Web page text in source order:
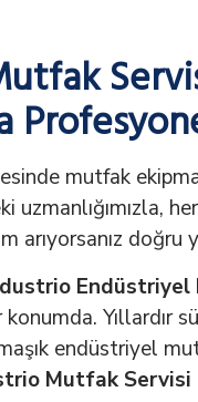
mutfak
uzmanlığımızla,
arıyorsanız doğru
Yıllardır
endüstriyel
Mutfak Servisi